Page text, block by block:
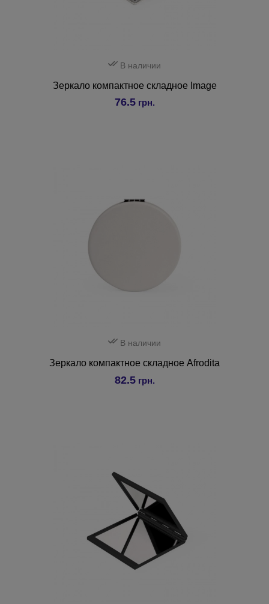
В наличии
Зеркало компактное складное Image
76.5грн.
В наличии
Зеркало компактное складное Afrodita
82.5грн.